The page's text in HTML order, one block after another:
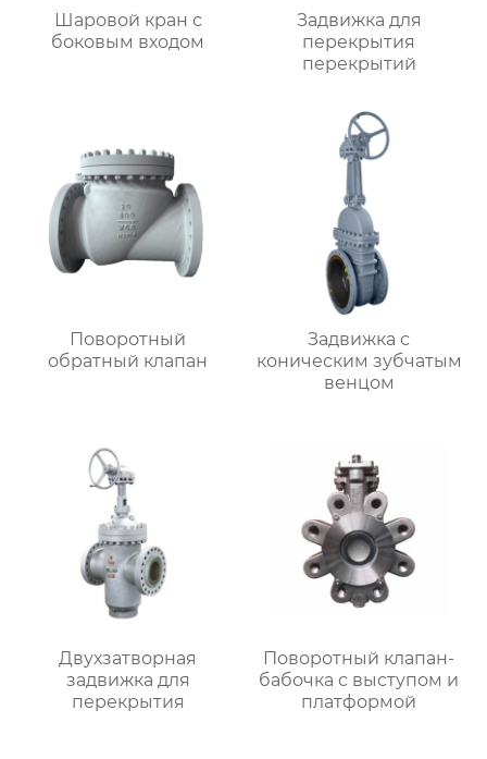
Шаровой кран с
боковым входом
Задвижка для
перекрытия
перекрытий
Поворотный
обратный клапан
Задвижка с
коническим зубчатым
венцом
Двухзатворная
задвижка для
перекрытия
Поворотный клапан-
бабочка с выступом и
платформой